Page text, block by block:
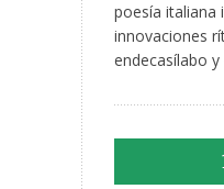
poesía italiana
innovaciones
endecasílabo y